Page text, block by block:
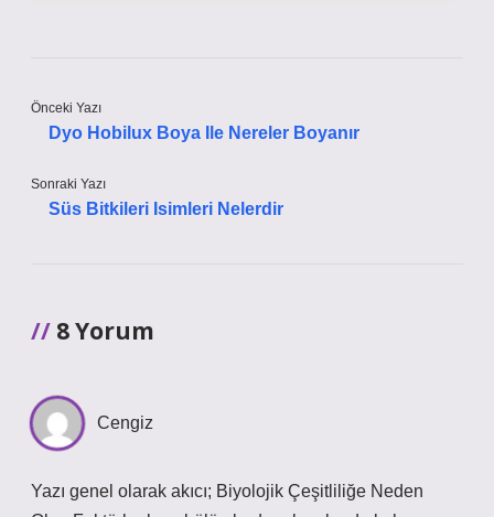
Önceki Yazı
Dyo Hobilux Boya Ile Nereler Boyanır
Sonraki Yazı
Süs Bitkileri Isimleri Nelerdir
8 Yorum
Cengiz
Yazı genel olarak akıcı; Biyolojik Çeşitliliğe Neden